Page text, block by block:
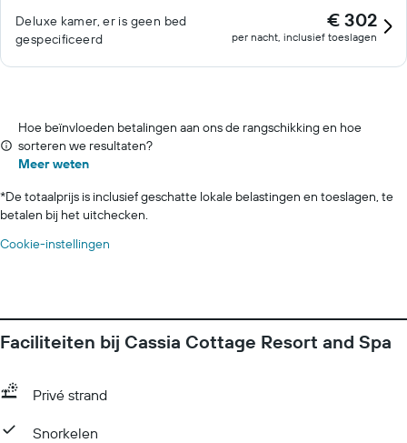
Deluxe kamer, er is geen bed
gespecificeerd
€ 302
per nacht, inclusief toeslagen
Hoe beïnvloeden betalingen aan ons de rangschikking en hoe
sorteren we resultaten?
Meer weten
*De totaalprijs is inclusief geschatte lokale belastingen en toeslagen, te
betalen bij het uitchecken.
Cookie-instellingen
Faciliteiten bij Cassia Cottage Resort and Spa
Privé strand
Snorkelen